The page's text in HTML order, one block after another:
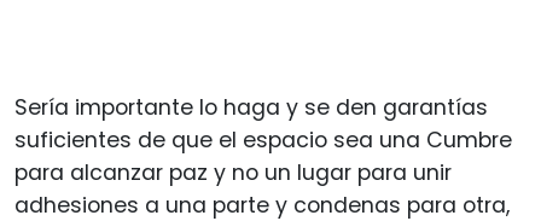
Sería importante lo haga y se den garantías
suficientes de que el espacio sea una Cumbre
para alcanzar paz y no un lugar para unir
adhesiones a una parte y condenas para otra,